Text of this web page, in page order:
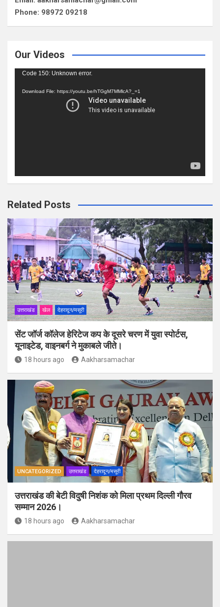
Phone: 98972 09218
Our Videos
Video
Code 150: Unknown error.
Download File: https://youtu.be/hTGgM7MMlcA?_=1
Related Posts
उत्तराखंड खेल देहरादून/मसूरी
सेंट जॉर्ज कॉलेज हेरिटेज कप के दूसरे चरण में युवा स्पोर्टस,
यूनाइटेड, वाइनबर्ग ने मुकाबले जीते।
18 hours ago Aakharsamachar
UNCATEGORIZED उत्तराखंड देहरादून/मसूरी
उत्तराखंड की बेटी विदुषी निशंक को मिला प्रथम दिल्ली गौरव
सम्मान 2026।
18 hours ago Aakharsamachar